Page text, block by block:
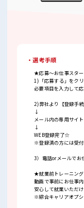
・選考手順
★応募～お仕事スタ
1)「応募する」をクリ
必要項目を入力して応
2)弊社より【登録手
↓
メール内の専用サイ
↓
WEB登録完了☆
※登録済の方には受
3）電話orメールでお
★就業前トレーニン
動画で事前にお仕事
安心して就業いただけ
※綜合キャリアオプ